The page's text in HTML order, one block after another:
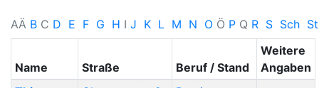
AÄ B C D E F G H I J K L M N O Ö P Q R S Sch
Name Straße Beruf / Stand
Weitere
Angaben